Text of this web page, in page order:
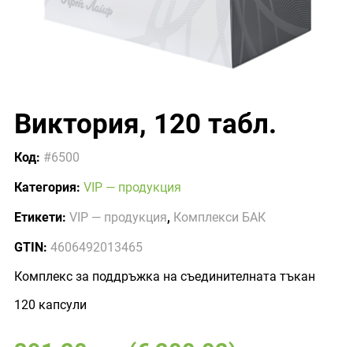
Виктория, 120 табл.
Код: #6500
Категория: VIP — продукция
Етикети: VIP — продукция, Комплекси БАК
GTIN: 4606492013465
Комплекс за поддръжка на съединителната тъкан
120 капсули